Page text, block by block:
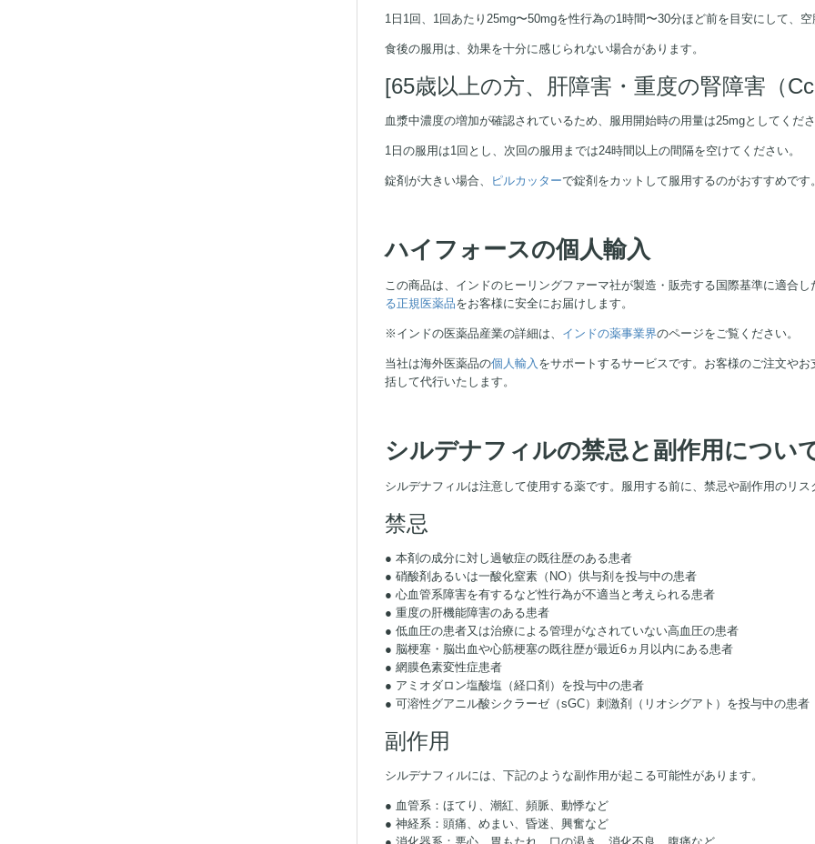
1日1回、1回あたり25mg〜50mgを性行為の1時間〜30分ほど前を目安にして、
食後の服用は、効果を十分に感じられない場合があります。
[65歳以上の方、肝障害・重度の腎障害（
血漿中濃度の増加が確認されているため、服用開始時の用量は25mgとしてくだ
1日の服用は1回とし、次回の服用までは24時間以上の間隔を空けてください。
錠剤が大きい場合、
ピルカッターで錠剤をカットして服用するのがおすすめです
ハイフォースの個人輸入
この商品は、インドのヒーリングファーマ社が製造・販売する国際基準に適合
る正規医薬品をお客様に安全にお届けします。
※インドの医薬品産業の詳細は、 インドの薬事業界のページをご覧ください。
当社は海外医薬品の個人輸入をサポートするサービスです。お客様のご注文や
括して代行いたします。
シルデナフィルの禁忌と副作用につい
シルデナフィルは注意して使用する薬です。服用する前に、禁忌や副作用のリ
禁忌
● 本剤の成分に対し過敏症の既往歴のある患者
● 硝酸剤あるいは一酸化窒素（NO）供与剤を投与中の患者
● 心血管系障害を有するなど性行為が不適当と考えられる患者
● 重度の肝機能障害のある患者
● 低血圧の患者又は治療による管理がなされていない高血圧の患者
● 脳梗塞・脳出血や心筋梗塞の既往歴が最近6ヵ月以内にある患者
● 網膜色素変性症患者
● アミオダロン塩酸塩（経口剤）を投与中の患者
● 可溶性グアニル酸シクラーゼ（sGC）刺激剤（リオシグアト）を投与中の患者
副作用
シルデナフィルには、下記のような副作用が起こる可能性があります。
● 血管系：ほてり、潮紅、頻脈、動悸など
● 神経系：頭痛、めまい、昏迷、興奮など